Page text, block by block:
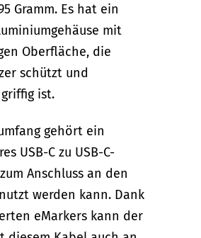
Gramm. Es hat ein
mit
Oberfläche, die
schützt und
ist.
gehört ein
USB-C zu USB-C-
Anschluss an den
werden kann. Dank
eMarkers kann der